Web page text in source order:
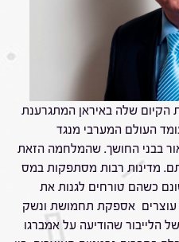
שלה באיראן המתגרענת
העולם המערבי מנגד
בבני החושך. שהמלחמה הזאת
מדינות רבות מסתפקות במס
כשהם טורחים לגנות את
עוצרים אספקת תחמושת ונשק
הלייבור שהודיעה על אמברגו